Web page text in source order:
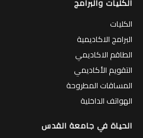
الكليات والبرامج
الكليات
البرامج الاكاديمية
الطاقم الاكاديمي
التقويم الأكاديمي
المساقات المطروحة
الهواتف الداخلية
الحياة في جامعة القدس